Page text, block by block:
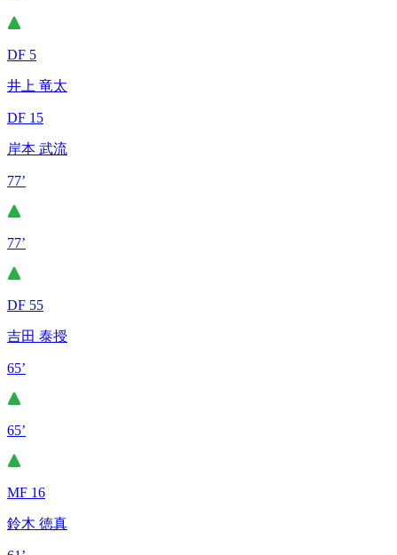
DF 5
井上 竜太
DF 15
岸本 武流
77’
77’
DF 55
吉田 泰授
65’
65’
MF 16
鈴木 徳真